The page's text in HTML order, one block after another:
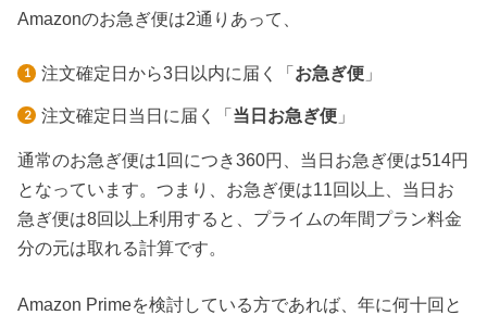
Amazonのお急ぎ便は2通りあって、
注文確定日から3日以内に届く「 お急ぎ便 」
注文確定日当日に届く「 当日お急ぎ便 」
通常のお急ぎ便は1回につき360円、当日お急ぎ便は514円
となっています。つまり、お急ぎ便は11回以上、当日お
急ぎ便は8回以上利用すると、プライムの年間プラン料金
分の元は取れる計算です。
Amazon Primeを検討している方であれば、年に何十回と